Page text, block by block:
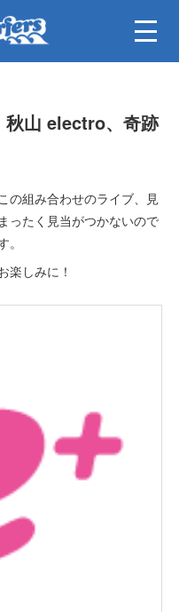
山 electro、奇跡
の組み合わせのライブ、見
ったく見当がつかないので
楽しみに！